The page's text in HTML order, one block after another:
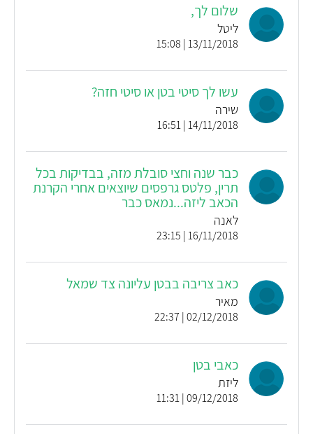
שלום לך,
ליטל
13/11/2018 | 15:08
עשו לך סיטי בטן או סיטי חזה?
שירה
14/11/2018 | 16:51
כבר שנה וחצי סובלת מזה, בבדיקות בכל
תרין, פלטס גרפסים שיוצאים אחרי הקרנת
הכאב ליזה...נמאס כבר
לאנה
16/11/2018 | 23:15
כאב צריבה בבטן עליונה צד שמאל
מאיר
02/12/2018 | 22:37
כאבי בטן
ליזת
09/12/2018 | 11:31